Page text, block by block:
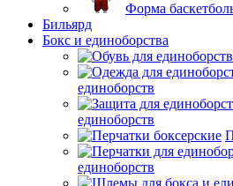
Форма
Бильярд
Бокс и единоборства
единоборств
единоборств
единоборств